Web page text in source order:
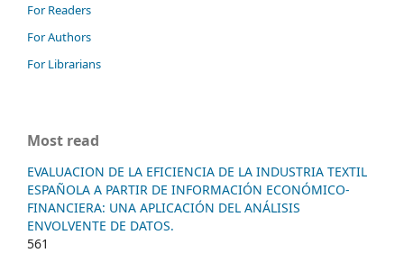
For Readers
For Authors
For Librarians
Most read
EVALUACION DE LA EFICIENCIA DE LA INDUSTRIA TEXTIL
ESPAÑOLA A PARTIR DE INFORMACIÓN ECONÓMICO-
FINANCIERA: UNA APLICACIÓN DEL ANÁLISIS
ENVOLVENTE DE DATOS.
561